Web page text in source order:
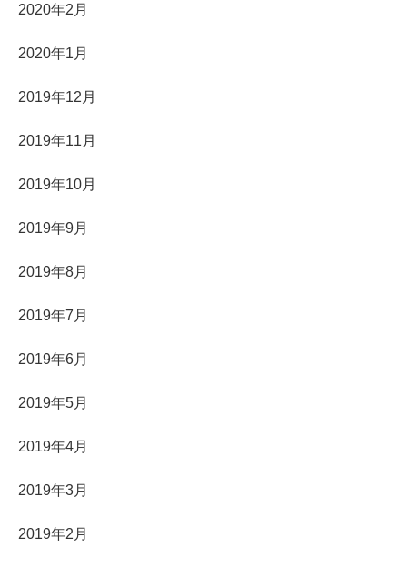
2020年2月
2020年1月
2019年12月
2019年11月
2019年10月
2019年9月
2019年8月
2019年7月
2019年6月
2019年5月
2019年4月
2019年3月
2019年2月